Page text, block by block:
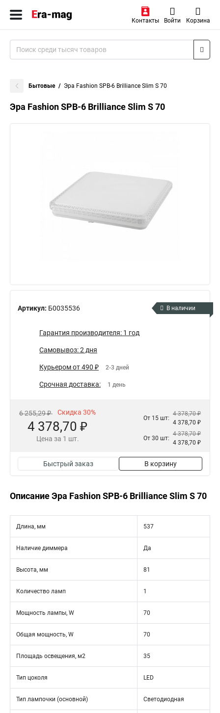
Контакты Войти Корзина
Бытовые Эра Fashion SPB-6 Brilliance Slim S 70
Эра Fashion SPB-6 Brilliance Slim S 70
Артикул: Б0035536 В наличии
Гарантия производителя: 1 год
Самовывоз: 2 дня
Курьером от 490 ₽ 2-3 дней
Срочная доставка: 1 день
6 255,29 ₽ Скидка 30%
4 378,70 ₽
Цена за 1 шт.
От 15 шт:
4 378,70 ₽
4 378,70 ₽
От 30 шт:
4 378,70 ₽
4 378,70 ₽
Быстрый заказ В корзину
Описание Эра Fashion SPB-6 Brilliance Slim S 70
Длина, мм 537
Наличие диммера Да
Высота, мм 81
Количество ламп 1
Мощность лампы, W 70
Общая мощность, W 70
Площадь освещения, м2 35
Тип цоколя LED
Тип лампочки (основной) Светодиодная